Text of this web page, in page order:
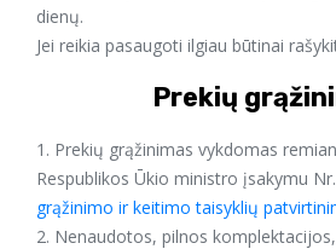
dienų.
Jei reikia pasaugoti ilgiau būtinai
Prekių
1. Prekių grąžinimas vykdomas
Respublikos Ūkio ministro įsakymu
grąžinimo ir keitimo taisyklių
2. Nenaudotos, pilnos